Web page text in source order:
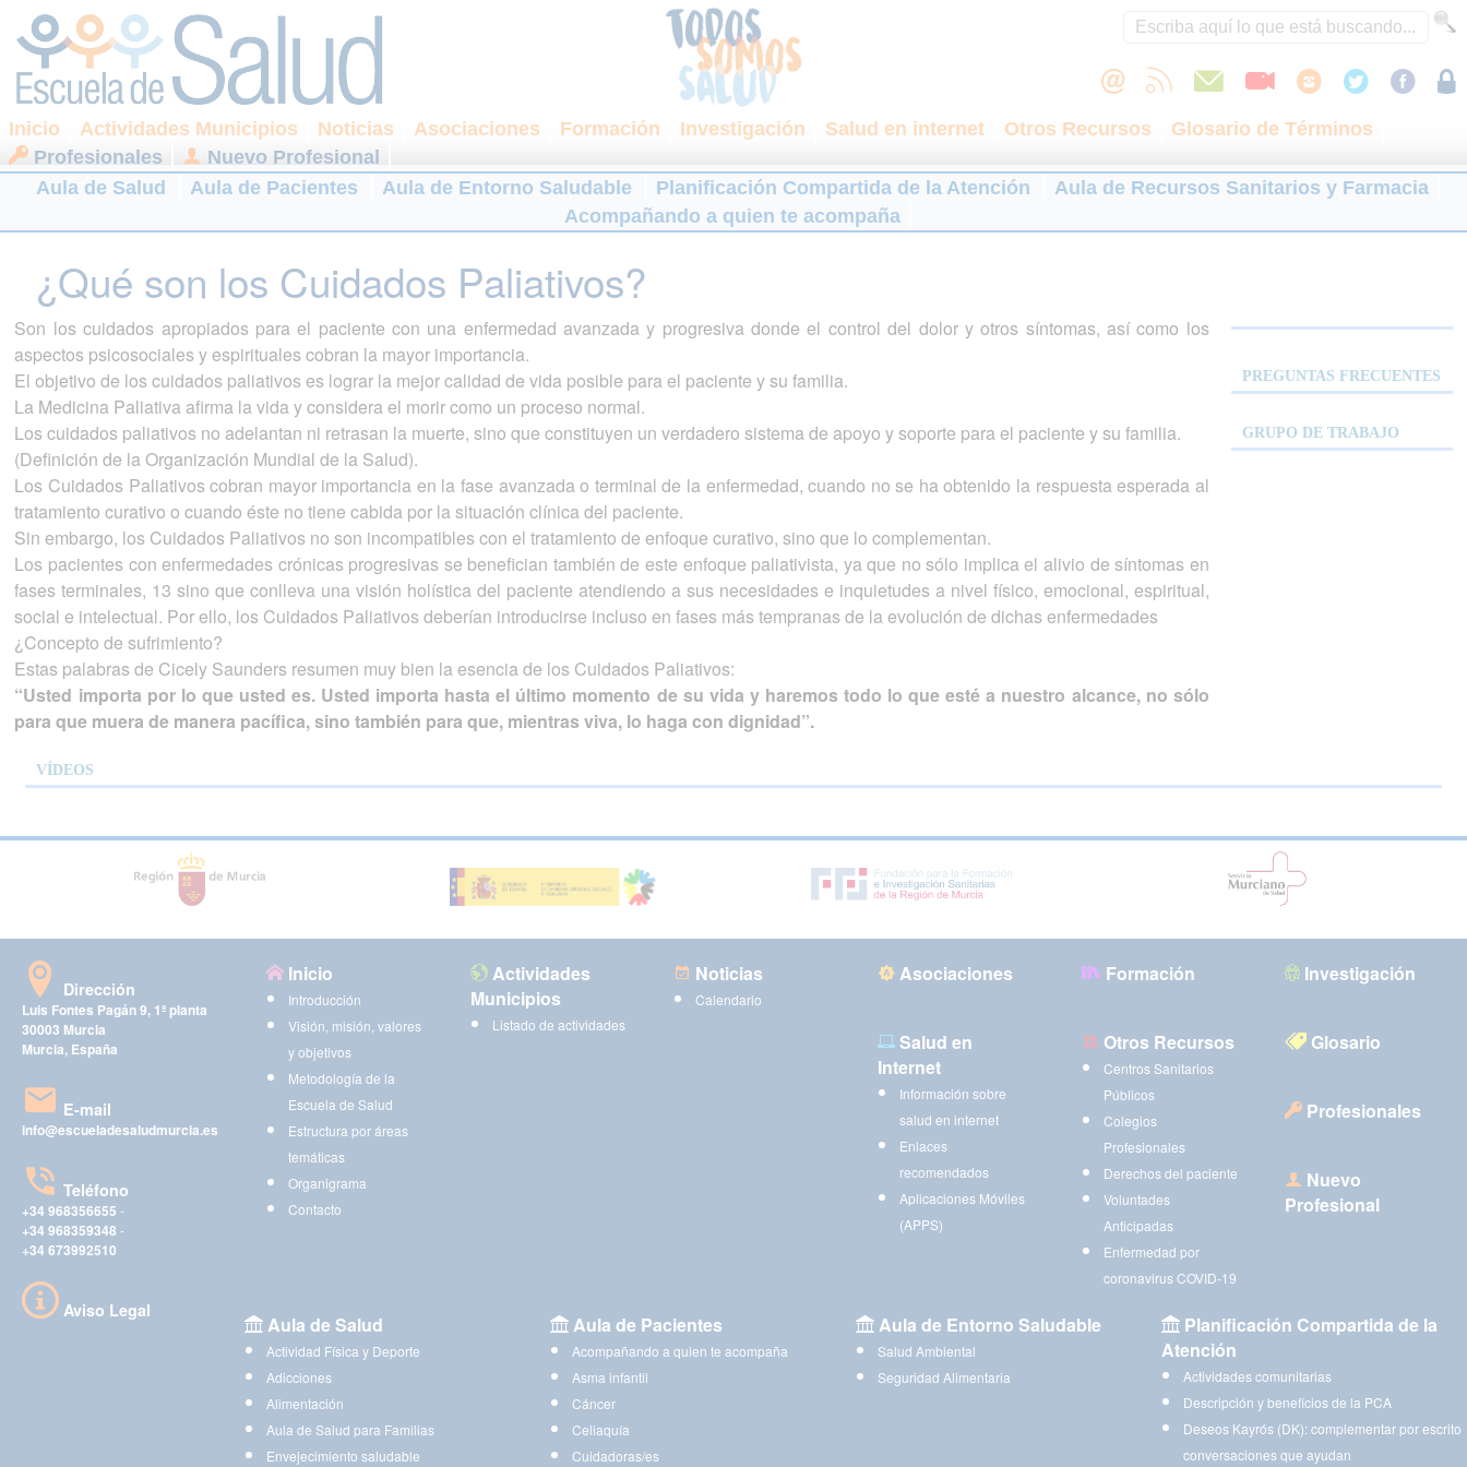
Inicio Actividades Municipios Noticias Asociaciones Formación Investigación Salud en internet Otros Recursos
Glosario de Términos
Profesionales
Nuevo Profesional
Aula de Salud
Aula de Pacientes Aula de Entorno Saludable Planificación Compartida de la Atención
Aula de Recursos Sanitarios y Farmacia
Acompañando a quien te acompaña
¿Qué son los Cuidados Paliativos?
Son los cuidados apropiados para el paciente con una enfermedad avanzada y progresiva donde el control del dolor y otros síntomas, así como los
aspectos psicosociales y espirituales cobran la mayor importancia.
El objetivo de los cuidados paliativos es lograr la mejor calidad de vida posible para el paciente y su familia.
La Medicina Paliativa afirma la vida y considera el morir como un proceso normal.
Los cuidados paliativos no adelantan ni retrasan la muerte, sino que constituyen un verdadero sistema de apoyo y soporte para el paciente y su familia.
(Definición de la Organización Mundial de la Salud).
Los Cuidados Paliativos cobran mayor importancia en la fase avanzada o terminal de la enfermedad, cuando no se ha obtenido la respuesta esperada al
tratamiento curativo o cuando éste no tiene cabida por la situación clínica del paciente.
Sin embargo, los Cuidados Paliativos no son incompatibles con el tratamiento de enfoque curativo, sino que lo complementan.
Los pacientes con enfermedades crónicas progresivas se benefician también de este enfoque paliativista, ya que no sólo implica el alivio de síntomas en
fases terminales, 13 sino que conlleva una visión holística del paciente atendiendo a sus necesidades e inquietudes a nivel físico, emocional, espiritual,
social e intelectual. Por ello, los Cuidados Paliativos deberían introducirse incluso en fases más tempranas de la evolución de dichas enfermedades
¿Concepto de sufrimiento?
Estas palabras de Cicely Saunders resumen muy bien la esencia de los Cuidados Paliativos:
“Usted importa por lo que usted es. Usted importa hasta el último momento de su vida y haremos todo lo que esté a nuestro alcance, no sólo
para que muera de manera pacífica, sino también para que, mientras viva, lo haga con dignidad”.
PREGUNTAS FRECUENTES
GRUPO DE TRABAJO
VÍDEOS
Dirección
Luis Fontes Pagán 9, 1ª planta
30003 Murcia
Murcia, España
E-mail
info@escueladesaludmurcia.es
Teléfono
+34 968356655 -
+34 968359348 -
+34 673992510
Aviso Legal
Inicio
Introducción
Visión, misión, valores
y objetivos
Metodología de la
Escuela de Salud
Estructura por áreas
temáticas
Organigrama
Contacto
Actividades
Municipios
Listado de actividades
Noticias
Calendario
Asociaciones Formación Investigación
Salud en
Internet
Información sobre
salud en internet
Enlaces
recomendados
Aplicaciones Móviles
(APPS)
Otros Recursos
Centros Sanitarios
Públicos
Colegios
Profesionales
Derechos del paciente
Voluntades
Anticipadas
Enfermedad por
coronavirus COVID-19
Glosario
Profesionales
Nuevo
Profesional
Aula de Salud
Actividad Física y Deporte
Adicciones
Alimentación
Aula de Salud para Familias
Envejecimiento saludable
Aula de Pacientes
Acompañando a quien te acompaña
Asma infantil
Cáncer
Celiaquía
Cuidadoras/es
Aula de Entorno Saludable
Salud Ambiental
Seguridad Alimentaria
Planificación Compartida de la
Atención
Actividades comunitarias
Descripción y beneficios de la PCA
Deseos Kayrós (DK): complementar por escrito
conversaciones que ayudan